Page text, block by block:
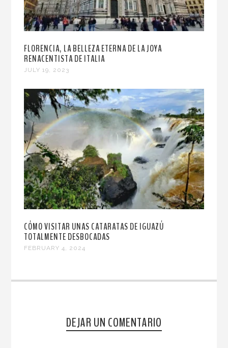
FLORENCIA, LA BELLEZA ETERNA DE LA JOYA
RENACENTISTA DE ITALIA
JULY 19, 2023
CÓMO VISITAR UNAS CATARATAS DE IGUAZÚ
TOTALMENTE DESBOCADAS
FEBRUARY 4, 2024
DEJAR UN COMENTARIO